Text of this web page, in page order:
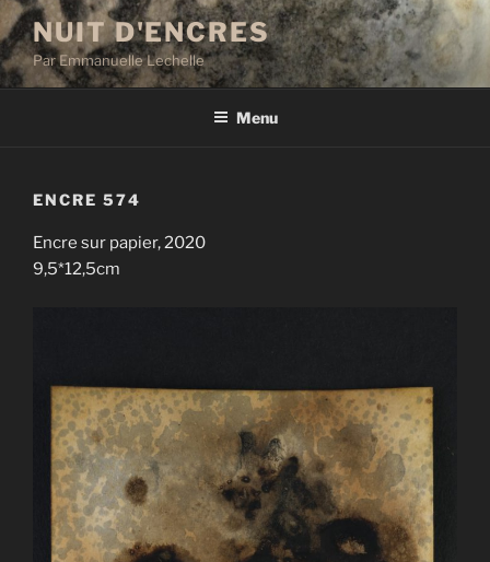
Aller
au
contenu
principal
NUIT D'ENCRES
Par Emmanuelle Lechelle
Menu
ENCRE 574
Encre sur papier, 2020
9,5*12,5cm